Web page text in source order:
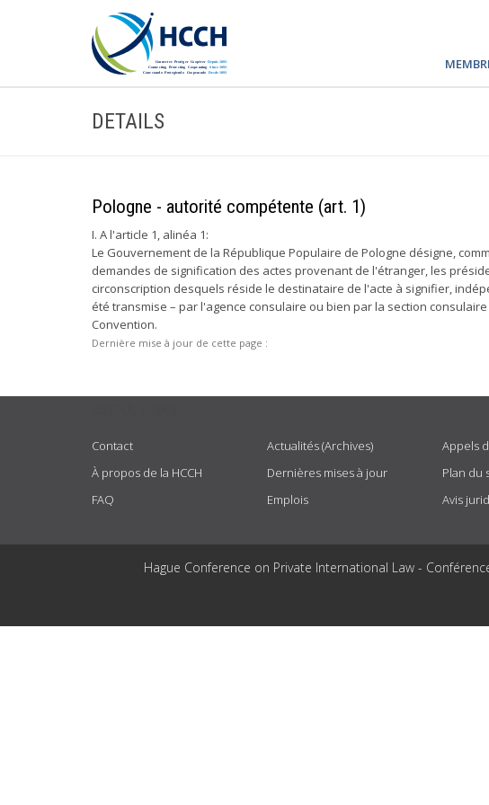
DETAILS
Pologne - autorité compétente (art. 1)
I. A l'article 1, alinéa 1:
Le Gouvernement de la République Populaire de Pologne désigne,
demandes de signification des actes provenant de l'étranger, les
circonscription desquels réside le destinataire de l'acte à signifier,
été transmise – par l'agence consulaire ou bien par la section
Convention.
Dernière mise à jour de cette page :
Contact
À propos de la HCCH
FAQ
Actualités (Archives)
Dernières mises à jour
Emplois
Appels
Plan du
Avis
Hague Conference on Private International Law -